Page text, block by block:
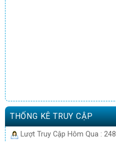
THỐNG KÊ TRUY CẬP
Lượt Truy Cập Hôm Qua : 248